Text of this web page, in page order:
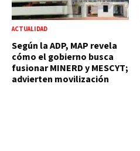
ACTUALIDAD
Según la ADP, MAP revela
cómo el gobierno busca
fusionar MINERD y MESCYT;
advierten movilización